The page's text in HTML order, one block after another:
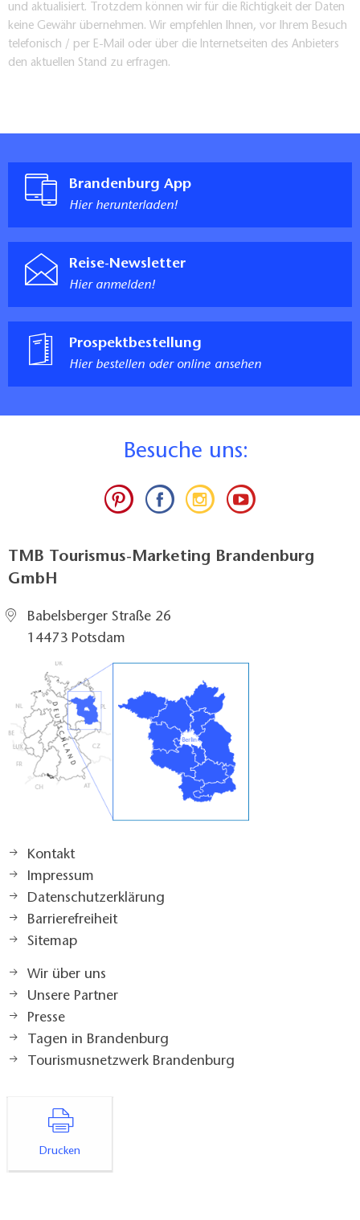
und aktualisiert. Trotzdem können wir für die Richtigkeit der Daten
keine Gewähr übernehmen. Wir empfehlen Ihnen, vor Ihrem Besuch
telefonisch / per E-Mail oder über die Internetseiten des Anbieters
den aktuellen Stand zu erfragen.
Brandenburg App
Hier herunterladen!
Reise-Newsletter
Hier anmelden!
Prospektbestellung
Hier bestellen oder online ansehen
Besuche uns:
TMB Tourismus-Marketing Brandenburg
GmbH
Babelsberger Straße 26
14473 Potsdam
Kontakt
Impressum
Datenschutzerklärung
Barrierefreiheit
Sitemap
Wir über uns
Unsere Partner
Presse
Tagen in Brandenburg
Tourismusnetzwerk Brandenburg
Drucken